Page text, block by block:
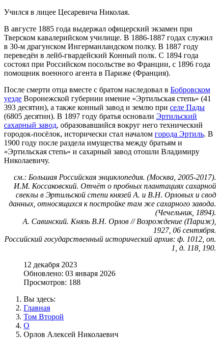
Учился в лицее Цесаревича Николая.
В августе 1885 года выдержал офицерский экзамен при
Тверском кавалерийском училище. В 1886-1887 годах служил
в 30-м драгунском Ингерманландском полку. В 1887 году
переведён в лейб-гвардейский Конный полк. С 1894 года
состоял при Российском посольстве во Франции, с 1896 года
помощник военного агента в Париже (Франция).
После смерти отца вместе с братом наследовал в Бобровском
уезде Воронежской губернии имение «Эртильская степь» (41
393 десятин), а также конный завод и землю при селе Пады
(6805 десятин). В 1897 году братья основали Эртильский
сахарный завод, образовавшийся вокруг него технический
городок-посёлок, исторически стал началом города Эртиль. В
1900 году после раздела имущества между братьям и
«Эртильская степь» и сахарный завод отошли Владимиру
Николаевичу.
см.: Большая Российская энциклопедия. (Москва, 2005-2017).
И.М. Коссаковский. Отчёт о пробных плантациях сахарной
свеклы в Эртильской степи князей А. и В.Н. Орловых и свод
данных, относящихся к постройке там же сахарного завода.
(Чечельник, 1894).
А. Савинский. Князь В.Н. Орлов // Возрождение (Париж),
1927, 06 сентября.
Российский государственный исторический архив: ф. 1012, оп.
1, д. 118, 190.
12 декабря 2023
Обновлено: 03 января 2026
Просмотров: 188
Вы здесь:
Главная
Том Второй
О
Орлов Алексей Николаевич